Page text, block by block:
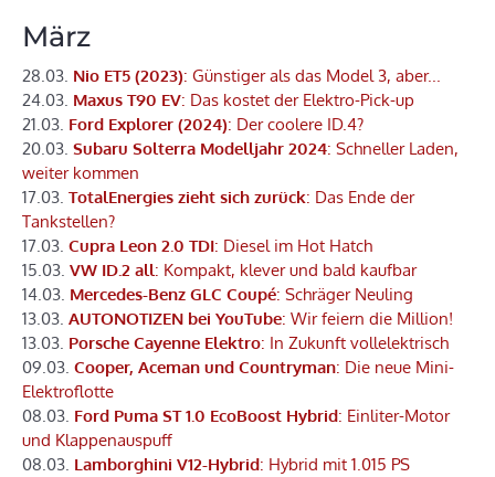
März
28.03. Nio ET5 (2023): Günstiger als das Model 3, aber...
24.03. Maxus T90 EV: Das kostet der Elektro-Pick-up
21.03. Ford Explorer (2024): Der coolere ID.4?
20.03. Subaru Solterra Modelljahr 2024: Schneller Laden,
weiter kommen
17.03. TotalEnergies zieht sich zurück: Das Ende der
Tankstellen?
17.03. Cupra Leon 2.0 TDI: Diesel im Hot Hatch
15.03. VW ID.2 all: Kompakt, klever und bald kaufbar
14.03. Mercedes-Benz GLC Coupé: Schräger Neuling
13.03. AUTONOTIZEN bei YouTube: Wir feiern die Million!
13.03. Porsche Cayenne Elektro: In Zukunft vollelektrisch
09.03. Cooper, Aceman und Countryman: Die neue Mini-
Elektroflotte
08.03. Ford Puma ST 1.0 EcoBoost Hybrid: Einliter-Motor
und Klappenauspuff
08.03. Lamborghini V12-Hybrid: Hybrid mit 1.015 PS